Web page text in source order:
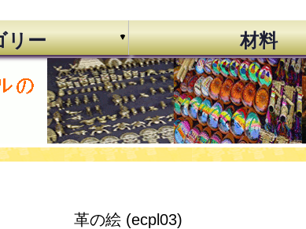
リー 材料
革の絵 (ecpl03)